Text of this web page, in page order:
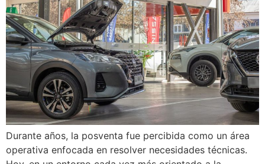
Durante años, la posventa fue percibida como un área
operativa enfocada en resolver necesidades técnicas.